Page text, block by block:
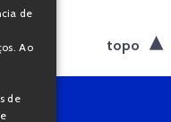
topo
de
Ao
de